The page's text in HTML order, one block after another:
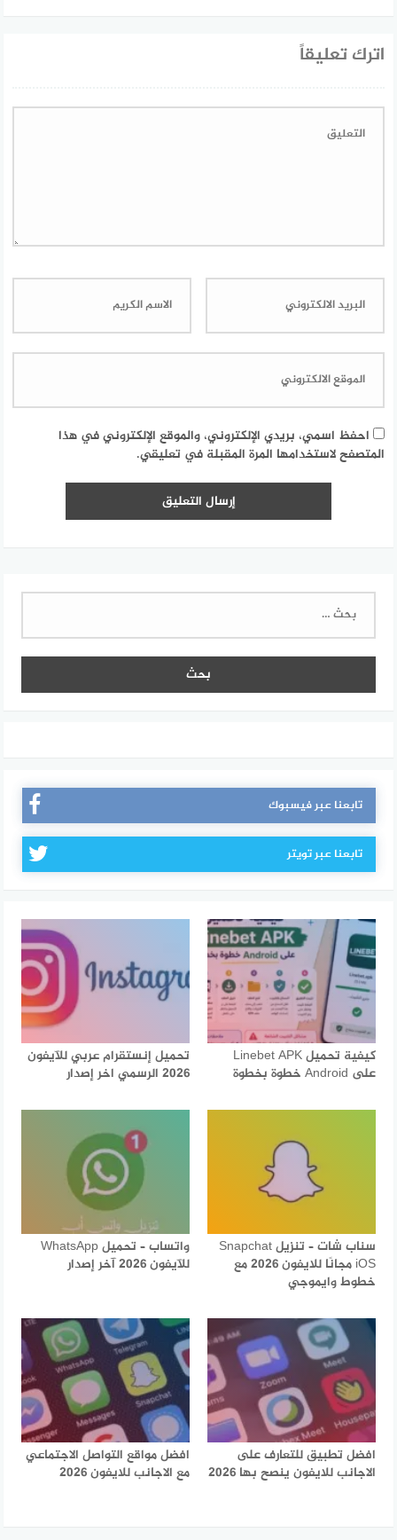
اترك تعليقاً
احفظ اسمي، بريدي الإلكتروني، والموقع الإلكتروني في هذا
المتصفح لاستخدامها المرة المقبلة في تعليقي.
البحث
تابعنا عبر فيسبوك
تابعنا عبر تويتر
كيفية تحميل Linebet APK
على Android خطوة بخطوة
تحميل إنستقرام عربي للآيفون
2026 الرسمي اخر إصدار
سناب شات – تنزيل Snapchat
iOS مجانًا للايفون 2026 مع
خطوط وايموجي
واتساب – تحميل WhatsApp
للآيفون 2026 آخر إصدار
افضل تطبيق للتعارف على
الاجانب للايفون ينصح بها 2026
افضل مواقع التواصل الاجتماعي
مع الاجانب للايفون 2026